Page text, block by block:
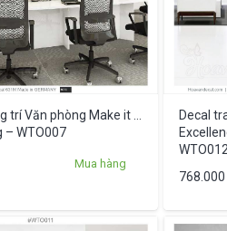
trí Văn phòng Make it …
– WTO007
Mua hàng
Decal
768.000